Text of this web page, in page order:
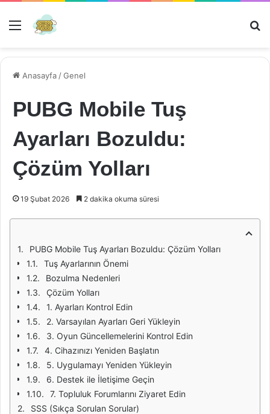
Menü
Anasayfa /Genel
PUBG Mobile Tuş
Ayarları Bozuldu:
Çözüm Yolları
19 Şubat 2026 2 dakika okuma süresi
PUBG Mobile Tuş Ayarları Bozuldu: Çözüm Yolları
Tuş Ayarlarının Önemi
Bozulma Nedenleri
Çözüm Yolları
1. Ayarları Kontrol Edin
2. Varsayılan Ayarları Geri Yükleyin
3. Oyun Güncellemelerini Kontrol Edin
4. Cihazınızı Yeniden Başlatın
5. Uygulamayı Yeniden Yükleyin
6. Destek ile İletişime Geçin
7. Topluluk Forumlarını Ziyaret Edin
SSS (Sıkça Sorulan Sorular)